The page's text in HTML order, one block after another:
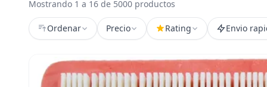
Mostrando 1 a 16 de 5000 productos
Ordenar Precio Rating Envio